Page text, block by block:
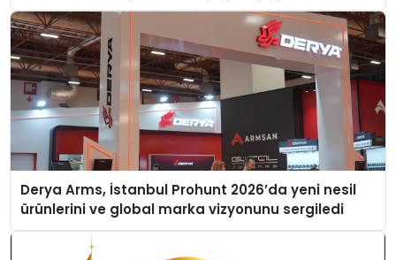
Derya Arms, İstanbul Prohunt 2026’da yeni nesil
ürünlerini ve global marka vizyonunu sergiledi